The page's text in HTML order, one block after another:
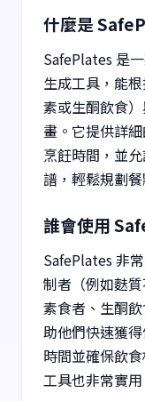
什麼是
SafePlates 是
生成工具，能
素或生酮飲食
畫。它提供詳
烹飪時間，並
譜，輕鬆規劃餐
誰會使用
SafePlates 非
制者（例如麩
素食者、生酮
助他們快速獲
時間並確保飲
工具也非常實用